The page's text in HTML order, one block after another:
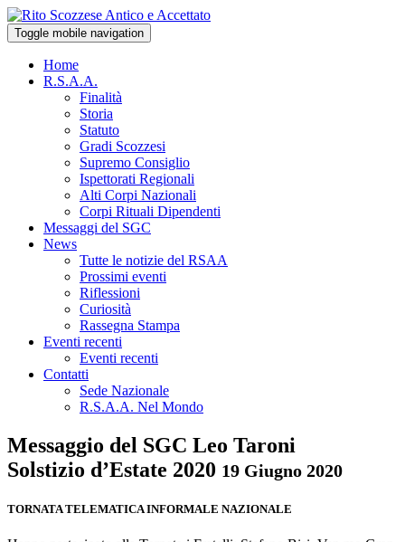
Toggle mobile navigation
Home
R.S.A.A.
Finalità
Storia
Statuto
Gradi Scozzesi
Supremo Consiglio
Ispettorati Regionali
Alti Corpi Nazionali
Corpi Rituali Dipendenti
Messaggi del SGC
News
Tutte le notizie del RSAA
Prossimi eventi
Riflessioni
Curiosità
Rassegna Stampa
Eventi recenti
Eventi recenti
Contatti
Sede Nazionale
R.S.A.A. Nel Mondo
Messaggio del SGC Leo Taroni
Solstizio d’Estate 2020 19 Giugno 2020
TORNATA TELEMATICA INFORMALE NAZIONALE